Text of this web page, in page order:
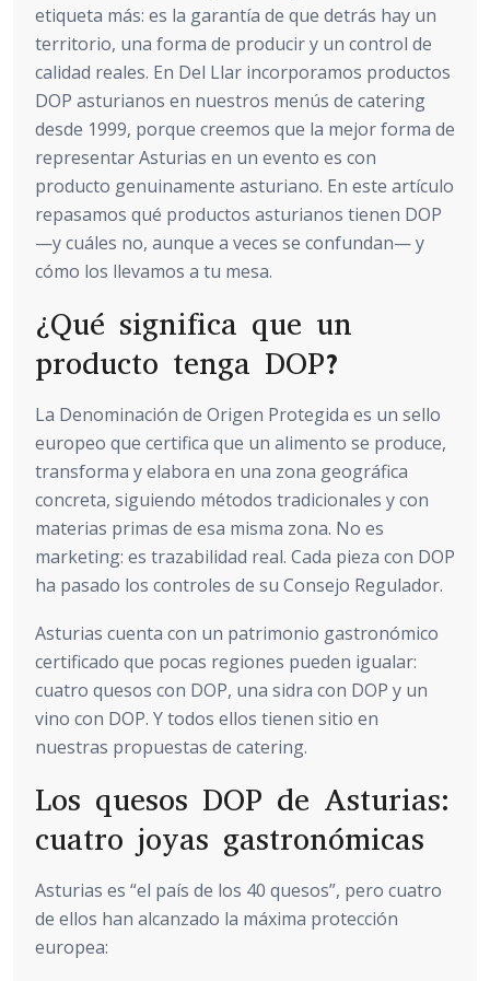
etiqueta más: es la garantía de que detrás hay un
territorio, una forma de producir y un control de
calidad reales. En Del Llar incorporamos productos
DOP asturianos en nuestros menús de catering
desde 1999, porque creemos que la mejor forma de
representar Asturias en un evento es con
producto genuinamente asturiano. En este artículo
repasamos qué productos asturianos tienen DOP
—y cuáles no, aunque a veces se confundan— y
cómo los llevamos a tu mesa.
¿Qué significa que un
producto tenga DOP?
La Denominación de Origen Protegida es un sello
europeo que certifica que un alimento se produce,
transforma y elabora en una zona geográfica
concreta, siguiendo métodos tradicionales y con
materias primas de esa misma zona. No es
marketing: es trazabilidad real. Cada pieza con DOP
ha pasado los controles de su Consejo Regulador.
Asturias cuenta con un patrimonio gastronómico
certificado que pocas regiones pueden igualar:
cuatro quesos con DOP, una sidra con DOP y un
vino con DOP. Y todos ellos tienen sitio en
nuestras propuestas de catering.
Los quesos DOP de Asturias:
cuatro joyas gastronómicas
Asturias es “el país de los 40 quesos”, pero cuatro
de ellos han alcanzado la máxima protección
europea: